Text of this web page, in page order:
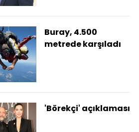
Buray, 4.500
metrede karşıladı
'Börekçi' açıklaması